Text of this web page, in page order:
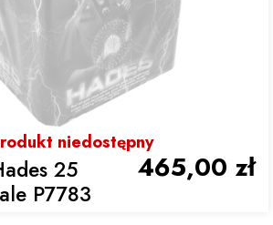
niedostępny
25
P7783
465,00 zł